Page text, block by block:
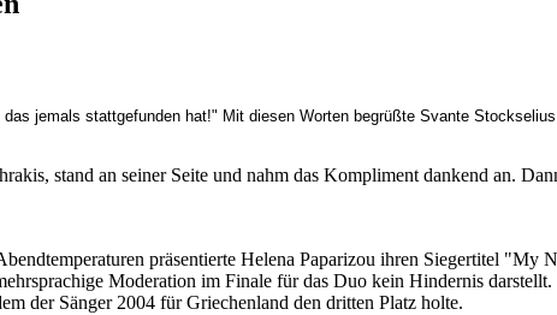
jemals stattgefunden hat!" Mit diesen Worten begrüßte Svante
stand an seiner Seite und nahm das Kompliment dankend an.
präsentierte Helena Paparizou ihren Siegertitel
Moderation im Finale für das Duo kein Hindernis
der Sänger 2004 für Griechenland den dritten Platz holte.